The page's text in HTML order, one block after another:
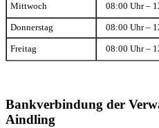
Mittwoch 08:00 Uhr –
Donnerstag 08:00 Uhr –
Freitag 08:00 Uhr –
Bankverbindung der
Aindling